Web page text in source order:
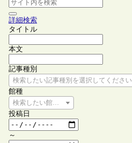
詳細検索
タイトル
本文
記事種別
検索したい記事種別を選択してください
館種
検索したい館種を選択してください
投稿日
～